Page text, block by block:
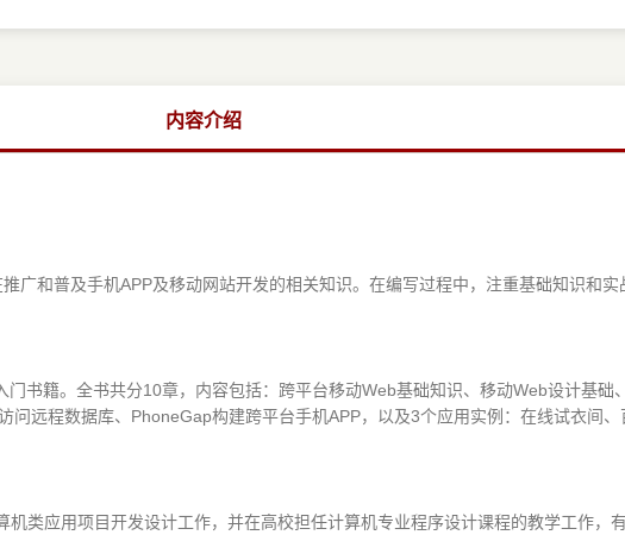
内容介绍
广和普及手机APP及移动网站开发的相关知识。在编写过程中，注重基础知识和实
书籍。全书共分10章，内容包括：跨平台移动Web基础知识、移动Web设计基础
问远程数据库、PhoneGap构建跨平台手机APP，以及3个应用实例：在线试衣间
类应用项目开发设计工作，并在高校担任计算机专业程序设计课程的教学工作，